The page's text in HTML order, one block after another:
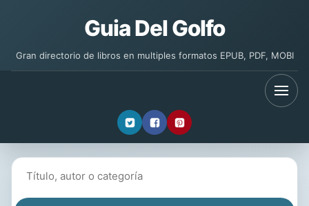
Guia Del Golfo
Gran directorio de libros en multiples formatos EPUB, PDF, MOBI